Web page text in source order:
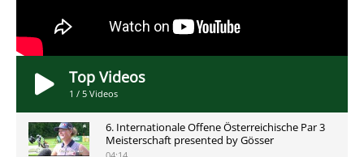
Top Videos
1 / 5 Videos
6. Internationale Offene Österreichische Par 3
Meisterschaft presented by Gösser
04:14